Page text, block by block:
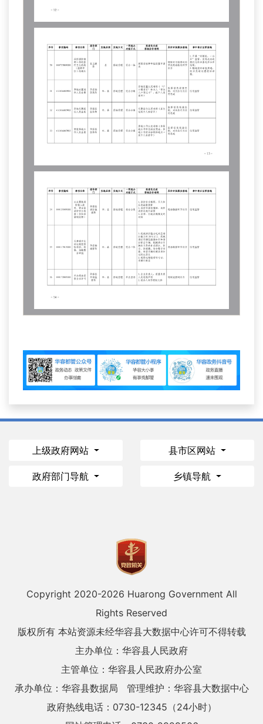
上级政府网站 县市区网站
政府部门导航 乡镇导航
Copyright 2020-2026 Huarong Government All
Rights Reserved
版权所有 本站资源未经华容县大数据中心许可不得转载
主办单位：华容县人民政府
主管单位：华容县人民政府办公室
承办单位：华容县数据局
管理维护：华容县大数据中心
政府热线电话：0730-12345（24小时）